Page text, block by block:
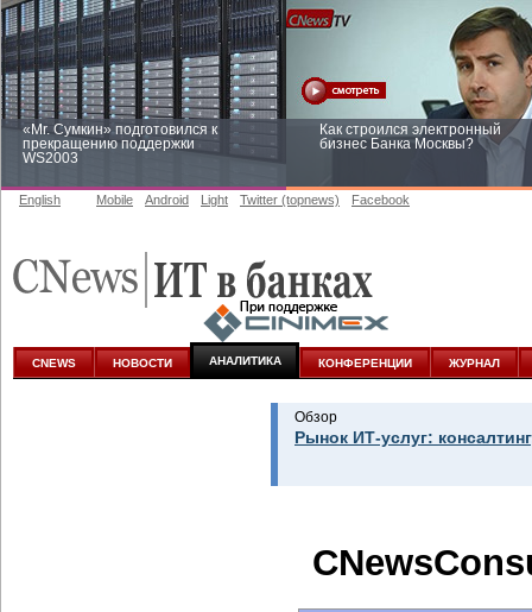
«Mr. Сумкин» подготовился к
прекращению поддержки
WS2003
Как строился электронный
бизнес Банка Москвы?
Заоблачная оптимизация: как
аналитике
Рейтинг CNewsInfrastructure
приглашаем участвовать
English Mobile Android Light Twitter (topnews) Facebook
CNEWS НОВОСТИ АНАЛИТИКА КОНФЕРЕНЦИИ ЖУРНАЛ
Обзор
Рынок ИТ-услуг: